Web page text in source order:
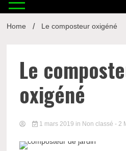
Home Le composteur oxigéné
Le
oxigéné
1 mars 2019 in Non classé - 2